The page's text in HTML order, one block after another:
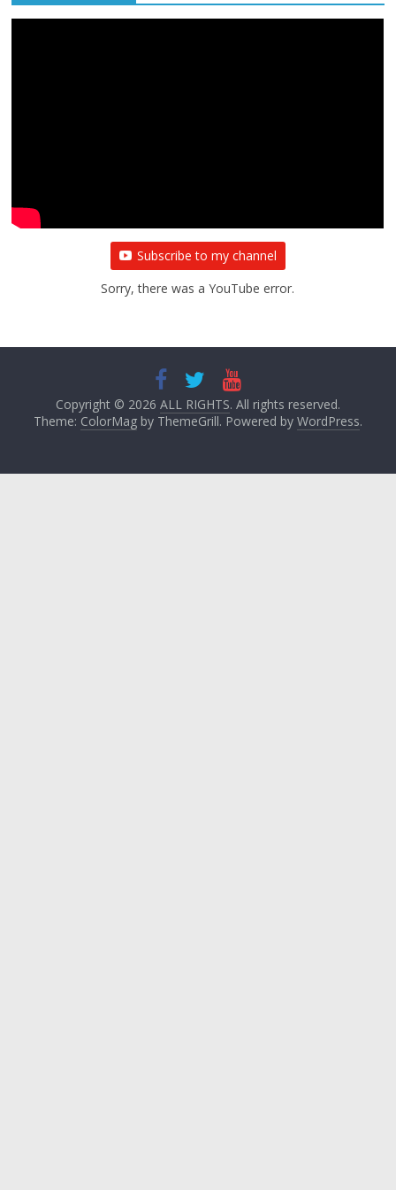
Subscribe to my channel
Sorry, there was a YouTube error.
Copyright © 2026 ALL RIGHTS. All rights reserved.
Theme: ColorMagby ThemeGrill. Powered by WordPress.